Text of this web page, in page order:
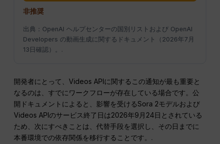
非推奨
出典：OpenAI ヘルプセンターの国別リストおよび OpenAI
Developers の動画生成に関するドキュメント（2026年7月
13日確認）。.
開発者にとって、Videos APIに関するこの通知が最も重要と
なるのは、すでにワークフローが存在している場合です。公
開ドキュメントによると、影響を受けるSora 2モデルおよび
Videos APIのサービス終了日は2026年9月24日とされている
ため、次にすべきことは、代替手段を選択し、その日までに
本番環境での依存関係を移行することです。.